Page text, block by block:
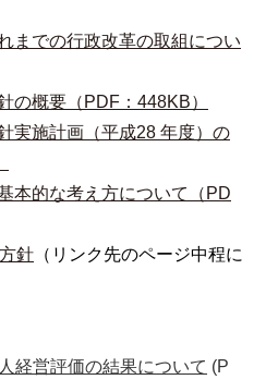
までの行政改革の取組につい
の概要（PDF：448KB）
実施計画（平成28 年度）の
本的な考え方について（PD
針 （リンク先のページ中程に
経営評価の結果について (P